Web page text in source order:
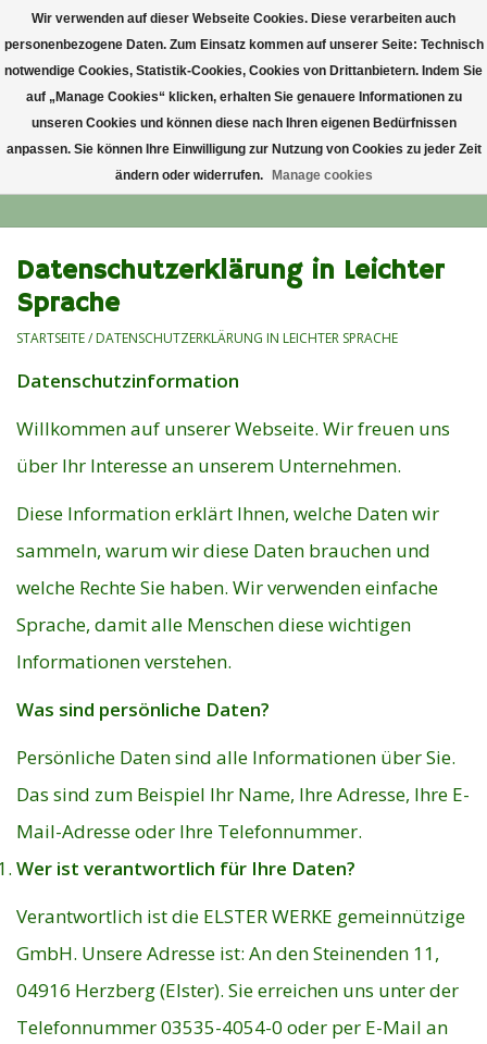
Startseite
Grußkarten
Alle Blumensträuße
Datenschutzerklärung in Leichter
Sprache
STARTSEITE/ DATENSCHUTZERKLÄRUNG IN LEICHTER SPRACHE
Datenschutzinformation
Willkommen auf unserer Webseite. Wir freuen uns
über Ihr Interesse an unserem Unternehmen.
Diese Information erklärt Ihnen, welche Daten wir
sammeln, warum wir diese Daten brauchen und
welche Rechte Sie haben. Wir verwenden einfache
Sprache, damit alle Menschen diese wichtigen
Informationen verstehen.
Was sind persönliche Daten?
Persönliche Daten sind alle Informationen über Sie.
Das sind zum Beispiel Ihr Name, Ihre Adresse, Ihre E-
Mail-Adresse oder Ihre Telefonnummer.
Wer ist verantwortlich für Ihre Daten?
Verantwortlich ist die ELSTER WERKE gemeinnützige
GmbH. Unsere Adresse ist: An den Steinenden 11,
04916 Herzberg (Elster). Sie erreichen uns unter der
Telefonnummer 03535-4054-0 oder per E-Mail an
Wir verwenden auf dieser Webseite Cookies. Diese verarbeiten auch
personenbezogene Daten. Zum Einsatz kommen auf unserer Seite: Technisch
notwendige Cookies, Statistik-Cookies, Cookies von Drittanbietern. Indem Sie
auf „Manage Cookies“ klicken, erhalten Sie genauere Informationen zu
unseren Cookies und können diese nach Ihren eigenen Bedürfnissen
anpassen. Sie können Ihre Einwilligung zur Nutzung von Cookies zu jeder Zeit
ändern oder widerrufen.
Manage cookies